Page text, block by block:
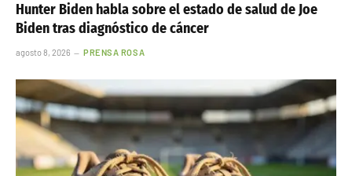
Hunter Biden habla sobre el estado de salud de Joe
Biden tras diagnóstico de cáncer
agosto 8, 2026 PRENSA ROSA